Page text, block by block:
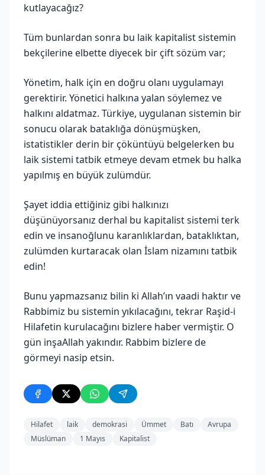
kutlayacağız?
Tüm bunlardan sonra bu laik kapitalist sistemin
bekçilerine elbette diyecek bir çift sözüm var;
Yönetim, halk için en doğru olanı uygulamayı
gerektirir. Yönetici halkına yalan söylemez ve
halkını aldatmaz. Türkiye, uygulanan sistemin bir
sonucu olarak bataklığa dönüşmüşken,
istatistikler derin bir çöküntüyü belgelerken bu
laik sistemi tatbik etmeye devam etmek bu halka
yapılmış en büyük zulümdür.
Şayet iddia ettiğiniz gibi halkınızı
düşünüyorsanız derhal bu kapitalist sistemi terk
edin ve insanoğlunu karanlıklardan, bataklıktan,
zulümden kurtaracak olan İslam nizamını tatbik
edin!
Bunu yapmazsanız bilin ki Allah’ın vaadi haktır ve
Rabbimiz bu sistemin yıkılacağını, tekrar Raşid-i
Hilafetin kurulacağını bizlere haber vermiştir. O
gün inşaAllah yakındır. Rabbim bizlere de
görmeyi nasip etsin.
Hilafet laik demokrasi Ümmet Batı
Avrupa
Müslüman
1 Mayıs Kapitalist